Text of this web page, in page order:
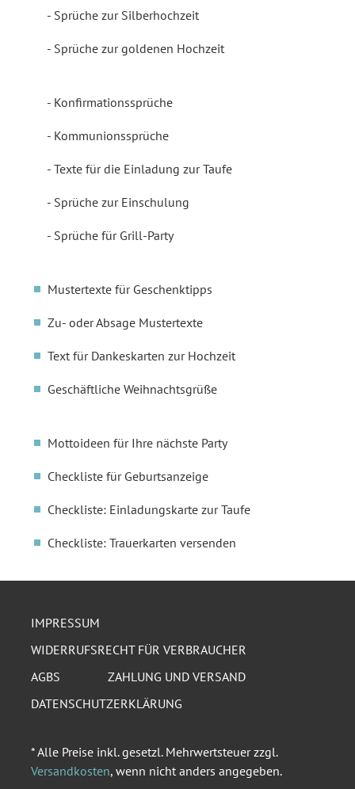
Sprüche zur Silberhochzeit
Sprüche zur goldenen Hochzeit
Konfirmationssprüche
Kommunionssprüche
Texte für die Einladung zur Taufe
Sprüche zur Einschulung
Sprüche für Grill-Party
Mustertexte für Geschenktipps
Zu- oder Absage Mustertexte
Text für Dankeskarten zur Hochzeit
Geschäftliche Weihnachtsgrüße
Mottoideen für Ihre nächste Party
Checkliste für Geburtsanzeige
Checkliste: Einladungskarte zur Taufe
Checkliste: Trauerkarten versenden
IMPRESSUM
WIDERRUFSRECHT FÜR VERBRAUCHER
AGBS
ZAHLUNG UND VERSAND
DATENSCHUTZERKLÄRUNG
* Alle Preise inkl. gesetzl. Mehrwertsteuer zzgl.
Versandkosten, wenn nicht anders angegeben.